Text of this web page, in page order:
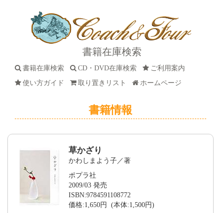
書籍在庫検索
書籍在庫検索 CD・DVD在庫検索
ご利用案内
使い方ガイド
取り置きリスト ホームページ
書籍情報
草かざり
かわしまよう子／著
ポプラ社
2009/03 発売
ISBN:9784591108772
価格:1,650円 (本体:1,500円)